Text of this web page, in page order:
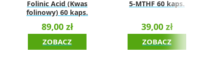
Folinic Acid (Kwas
folinowy) 60 kaps.
89,00 zł
ZOBACZ
5-MTHF 60 kaps.
39,00 zł
ZOBACZ